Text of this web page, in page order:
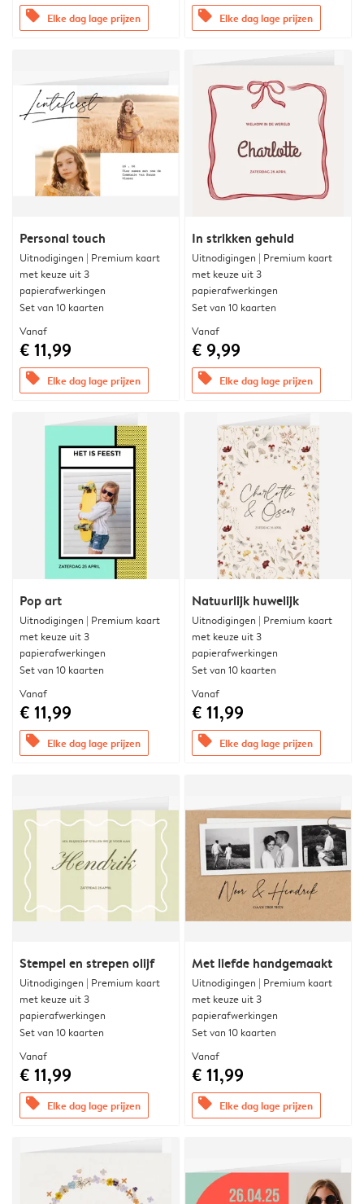
offers Elke dag lage prijzen offers Elke dag lage prijzen
Personal touch
Uitnodigingen | Premium kaart
met keuze uit 3
papierafwerkingen
Set van 10 kaarten
Vanaf
€ 11,99
offers Elke dag lage prijzen
In strikken gehuld
Uitnodigingen | Premium kaart
met keuze uit 3
papierafwerkingen
Set van 10 kaarten
Vanaf
€ 9,99
offers Elke dag lage prijzen
Pop art
Uitnodigingen | Premium kaart
met keuze uit 3
papierafwerkingen
Set van 10 kaarten
Vanaf
€ 11,99
offers Elke dag lage prijzen
Natuurlijk huwelijk
Uitnodigingen | Premium kaart
met keuze uit 3
papierafwerkingen
Set van 10 kaarten
Vanaf
€ 11,99
offers Elke dag lage prijzen
Stempel en strepen olijf
Uitnodigingen | Premium kaart
met keuze uit 3
papierafwerkingen
Set van 10 kaarten
Vanaf
€ 11,99
offers Elke dag lage prijzen
Met liefde handgemaakt
Uitnodigingen | Premium kaart
met keuze uit 3
papierafwerkingen
Set van 10 kaarten
Vanaf
€ 11,99
offers Elke dag lage prijzen